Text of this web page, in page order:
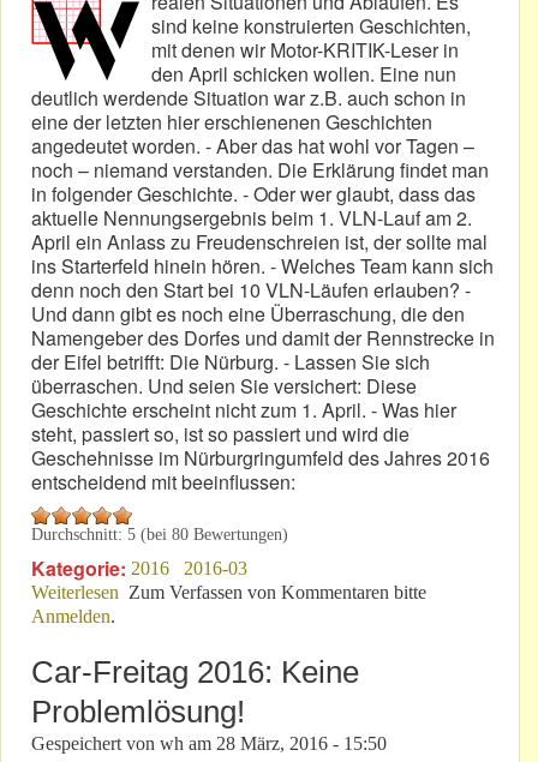
sind keine konstruierten Geschichten,
mit denen wir Motor-KRITIK-Leser in
den April schicken wollen. Eine nun
deutlich werdende Situation war z.B. auch schon in
eine der letzten hier erschienenen Geschichten
angedeutet worden. - Aber das hat wohl vor Tagen –
noch – niemand verstanden. Die Erklärung findet man
in folgender Geschichte. - Oder wer glaubt, dass das
aktuelle Nennungsergebnis beim 1. VLN-Lauf am 2.
April ein Anlass zu Freudenschreien ist, der sollte mal
ins Starterfeld hinein hören. - Welches Team kann sich
denn noch den Start bei 10 VLN-Läufen erlauben? -
Und dann gibt es noch eine Überraschung, die den
Namengeber des Dorfes und damit der Rennstrecke in
der Eifel betrifft: Die Nürburg. - Lassen Sie sich
überraschen. Und seien Sie versichert: Diese
Geschichte erscheint nicht zum 1. April. - Was hier
steht, passiert so, ist so passiert und wird die
Geschehnisse im Nürburgringumfeld des Jahres 2016
entscheidend mit beeinflussen:
Durchschnitt: 5 (bei 80 Bewertungen)
Kategorie: 2016
2016-03
Weiterlesen über 31. März 2016: Kein 1. April!
Zum Verfassen von Kommentaren bitte
Anmelden.
Car-Freitag 2016: Keine
Problemlösung!
Gespeichert von wh am 28 März, 2016 - 15:50